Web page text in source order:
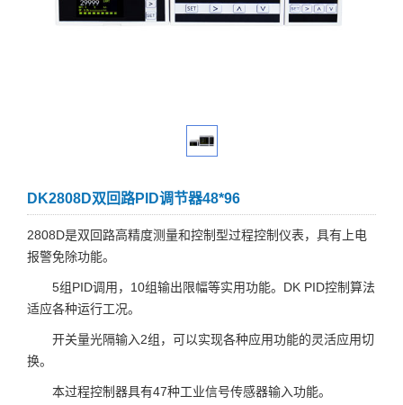
DK2808D双回路PID调节器48*96
2808D是双回路高精度测量和控制型过程控制仪表，具有上电
报警免除功能。
5组PID调用，10组输出限幅等实用功能。DK PID控制算法
适应各种运行工况。
开关量光隔输入2组，可以实现各种应用功能的灵活应用切
换。
本过程控制器具有47种工业信号传感器输入功能。